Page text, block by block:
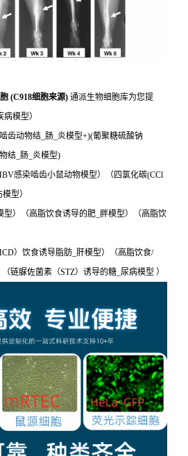
(C918细胞来源) 通派生物细胞库为您提
模型）
齿动物结_肠_炎模型+)(葡聚糖硫酸钠
结_肠_炎模型)
感染啮齿小鼠动物模型）（四氯化碳(CCl
型）
型）（高脂饮食诱导的肥_胖模型）（高脂饮
）饮食诱导脂肪_肝模型）（高脂饮食/
链脲佐菌素（STZ）诱导的糖_尿病模型 ）